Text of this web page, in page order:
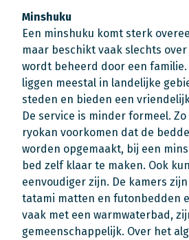
Minshuku
Een minshuku komt sterk
maar beschikt vaak slechts
wordt beheerd door een familie.
liggen meestal in landelijke
steden en bieden een
De service is minder formeel.
ryokan voorkomen dat de
worden opgemaakt, bij een
bed zelf klaar te maken. Ook
eenvoudiger zijn. De kamers
tatami matten en futonbedden
vaak met een warmwaterbad,
gemeenschappelijk. Over het